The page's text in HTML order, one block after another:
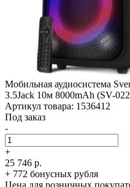
Мобильная аудиосистема
3.5Jack 10м 8000mAh (SV-
Артикул товара: 1536412
Под заказ
-
+
25 746 р.
+ 772 бонусных рубля
Цена для розничных